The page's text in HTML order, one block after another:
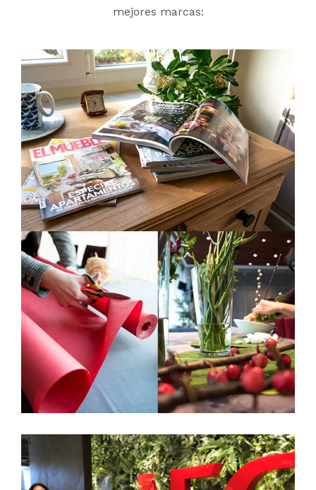
mejores marcas:
El Mueble
Sección fija con consejos sobre hogar
Santander
Talleres Team Building